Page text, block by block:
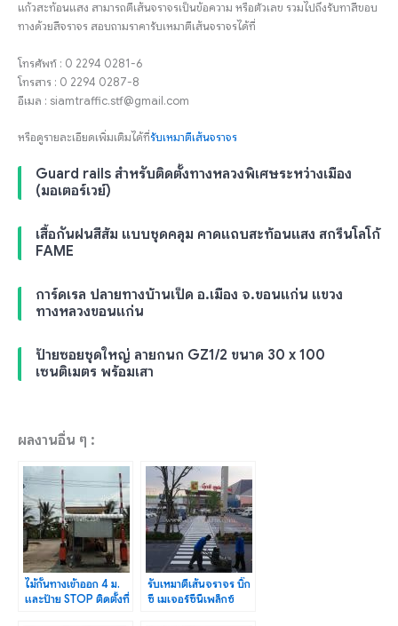
แก้วสะท้อนแสง สามารถตีเส้นจราจรเป็นข้อความ หรือตัวเลข รวมไปถึงรับทาสีขอบ
ทางด้วยสีจราจร สอบถามราคารับเหมาตีเส้นจราจรได้ที่
โทรศัพท์ : 0 2294 0281-6
โทรสาร : 0 2294 0287-8
อีเมล : siamtraffic.stf@gmail.com
หรือดูรายละเอียดเพิ่มเติมได้ที่รับเหมาตีเส้นจราจร
Guard rails สำหรับติดตั้งทางหลวงพิเศษระหว่างเมือง
(มอเตอร์เวย์)
เสื้อกันฝนสีส้ม แบบชุดคลุม คาดแถบสะท้อนแสง สกรีนโลโก้
FAME
การ์ดเรล ปลายทางบ้านเป็ด อ.เมือง จ.ขอนแก่น แขวง
ทางหลวงขอนแก่น
ป้ายซอยชุดใหญ่ ลายกนก GZ1/2 ขนาด 30 x 100
เซนติเมตร พร้อมเสา
ผลงานอื่น ๆ :
ไม้กั้นทางเข้าออก 4 ม.
และป้าย STOP ติดตั้งที่
รับเหมาตีเส้นจราจร บิ๊ก
ซี เมเจอร์ซีนีเพล็กซ์